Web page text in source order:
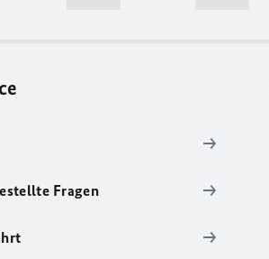
Fragen